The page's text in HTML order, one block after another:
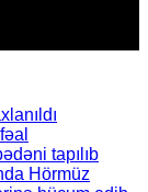
tapılıb
Hörmüz